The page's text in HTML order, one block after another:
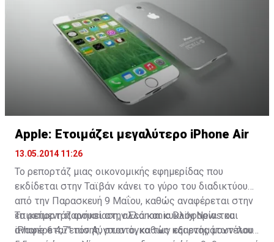
Apple: Ετοιμάζει μεγαλύτερο iPhone Air
13.05.2014 11:26
Το ρεπορτάζ μιας οικονομικής εφημερίδας που
εκδίδεται στην Ταϊβάν κάνει το γύρο του διαδικτύου
από την Παρασκευή 9 Μαΐου, καθώς αναφέρεται στην
επικείμενη παρουσίαση, αλλά και κυκλοφορία του
iPhone 6 4,7'' τον Αύγουστο, καθώς και ενός μοντέλου
Το ρεπορτάζ ανήκει στην Economic Daily News και
αναφέρεται επίσης, στον όγκο των εξαρτημάτων που